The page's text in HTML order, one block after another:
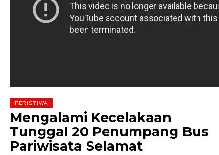
PERISTIWA
Mengalami Kecelakaan
Tunggal 20 Penumpang Bus
Pariwisata Selamat